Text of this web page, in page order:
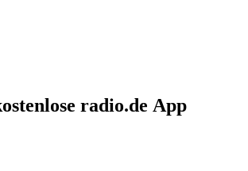
radio.de App